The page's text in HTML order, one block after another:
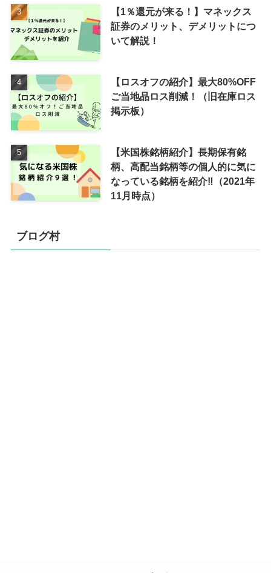
【1％還元が来る！】マネックス
証券のメリット、デメリットにつ
いて解説！
【ロスオフの紹介】最大80%OFF
ご当地品ロス削減！（旧在庫ロス
掲示板）
【米国株銘柄紹介】長期保有銘
柄、高配当銘柄等の個人的に気に
なっている銘柄を紹介‼（2021年
11月時点）
ブログ村